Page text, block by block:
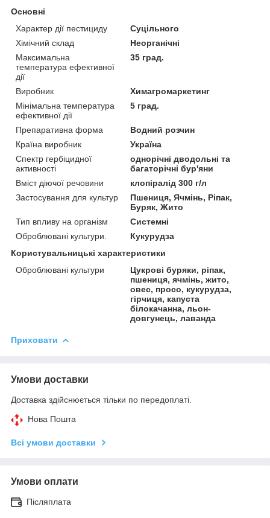
Основні
Характер дії пестициду
Суцільного
Хімічний склад
Неорганічні
Максимальна
температура ефективної
дії
35 град.
Виробник
Химагромаркетинг
Мінімальна температура
ефективної дії
5 град.
Препаративна форма
Водний розчин
Країна виробник
Україна
Спектр гербіцидної
активності
однорічні дводольні та
багаторічні бур'яни
Вміст діючої речовини
клопіралід 300 г/л
Застосування для культур
Пшениця, Ячмінь, Ріпак,
Буряк, Жито
Тип впливу на організм
Системні
Оброблювані культури.
Кукурудза
Користувальницькі характеристики
Оброблювані культури
Цукрові буряки, ріпак,
пшениця, ячмінь, жито,
овес, просо, кукурудза,
гірчиця, капуста
білокачанна, льон-
довгунець, лаванда
Приховати
Умови доставки
Доставка здійснюється тільки по передоплаті.
Нова Пошта
Всі умови доставки
Умови оплати
Післяплата